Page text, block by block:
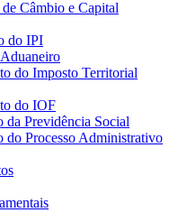
Câmbio e Capital
do IPI
do Imposto Territorial
do IOF
da Previdência Social
do Processo Administrativo